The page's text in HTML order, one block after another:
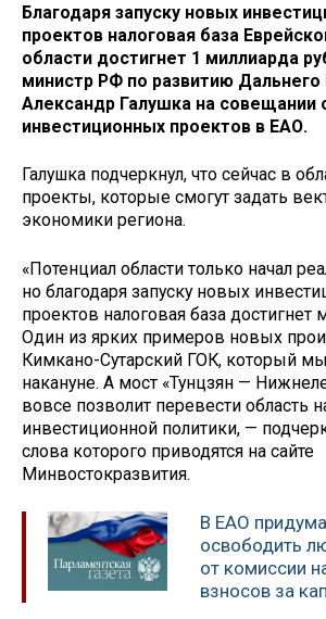
Благодаря запуску новых
проектов налоговая база
области достигнет 1 миллиарда
министр РФ по развитию Дальнего
Александр Галушка на совещании
инвестиционных проектов в ЕАО.
Галушка подчеркнул, что сейчас в
проекты, которые смогут задать
экономики региона.
«Потенциал области только начал
но благодаря запуску новых
проектов налоговая база достигнет
Один из ярких примеров новых
Кимкано-Сутарский ГОК, который
накануне. А мост «Тунцзян —
вовсе позволит перевести область
инвестиционной политики, —
слова которого приводятся на сайте
Минвостокразвития.
В ЕАО
освободить
от комиссии
взносов за